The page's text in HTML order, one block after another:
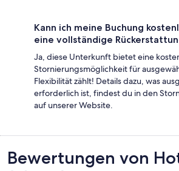
Kann ich meine Buchung
eine vollständige
Ja, diese Unterkunft bietet eine
Stornierungsmöglichkeit für
Flexibilität zählt! Details dazu, was
erforderlich ist, findest du in den
auf unserer Website.
Bewertungen
Bewertungen von